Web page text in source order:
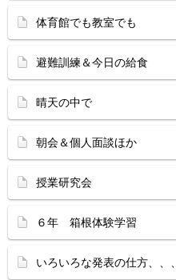
体育館でも教室でも
避難訓練＆今日の給食
晴天の中で
朝会＆個人面談ほか
授業研究会
６年 箱根体験学習
いろいろな発表の仕方、、、